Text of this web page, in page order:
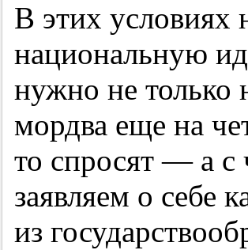
В этих условиях
национальную
нужно не только
мордва еще на
то спросят — а
заявляем о себе
из